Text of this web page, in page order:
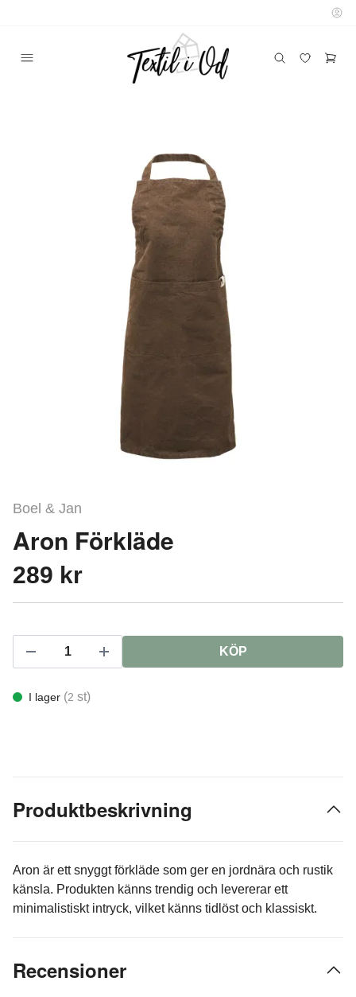
Boel & Jan
Aron Förkläde
289 kr
KÖP
I lager (2 st)
Produktbeskrivning
Aron är ett snyggt förkläde som ger en jordnära och rustik
känsla. Produkten känns trendig och levererar ett
minimalistiskt intryck, vilket känns tidlöst och klassiskt.
Recensioner